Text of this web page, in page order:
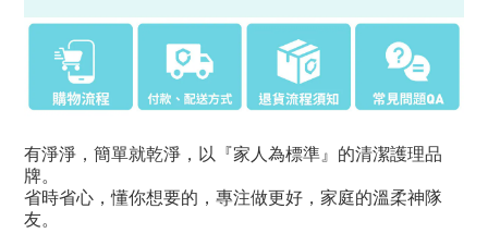
有淨淨，簡單就乾淨，以『家人為標準』的清潔護理品
牌。
省時省心，懂你想要的，專注做更好，家庭的溫柔神隊
友。